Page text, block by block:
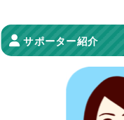
サポーター紹介